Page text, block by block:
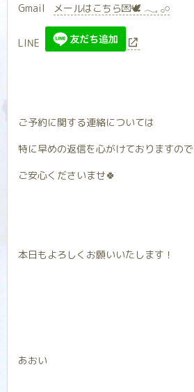
Gmail
メールはこちら💌🕊 𓂃𓈒 𓂂𓏸
LINE
ご予約に関する連絡については
特に早めの返信を心がけておりますので
ご安心くださいませ🍀
本日もよろしくお願いいたします！
あおい